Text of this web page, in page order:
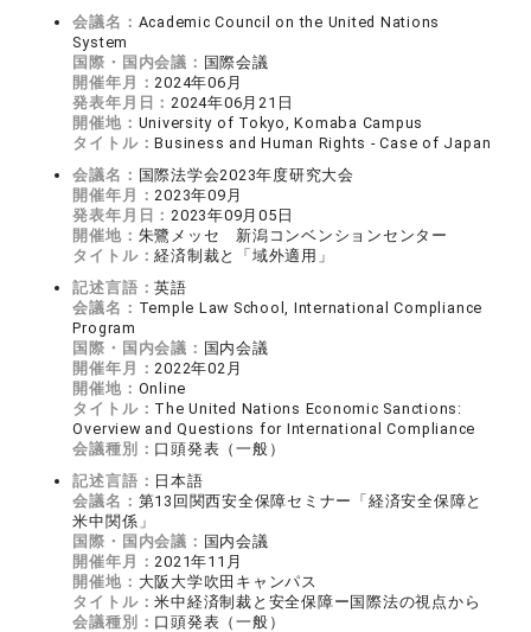
会議名： Academic Council on the United Nations
System
国際・国内会議： 国際会議
開催年月： 2024年06月
発表年月日： 2024年06月21日
開催地： University of Tokyo, Komaba Campus
タイトル：Business and Human Rights - Case of Japan
会議名： 国際法学会2023年度研究大会
開催年月： 2023年09月
発表年月日： 2023年09月05日
開催地： 朱鷺メッセ 新潟コンベンションセンター
タイトル：経済制裁と「域外適用」
記述言語：英語
会議名： Temple Law School, International Compliance
Program
国際・国内会議： 国内会議
開催年月： 2022年02月
開催地： Online
タイトル： The United Nations Economic Sanctions:
Overview and Questions for International Compliance
会議種別： 口頭発表（一般）
記述言語： 日本語
会議名： 第13回関西安全保障セミナー「経済安全保障と
米中関係」
国際・国内会議： 国内会議
開催年月： 2021年11月
開催地： 大阪大学吹田キャンパス
タイトル：米中経済制裁と安全保障ー国際法の視点から
会議種別： 口頭発表（一般）